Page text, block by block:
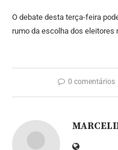
O debate desta terça-feira
rumo da escolha dos eleitores
0 comentários